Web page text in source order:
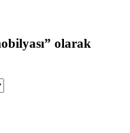
olarak